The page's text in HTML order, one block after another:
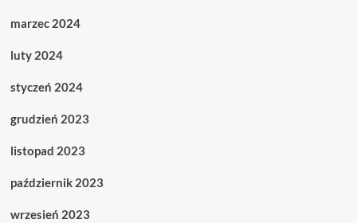
marzec 2024
luty 2024
styczeń 2024
grudzień 2023
listopad 2023
październik 2023
wrzesień 2023